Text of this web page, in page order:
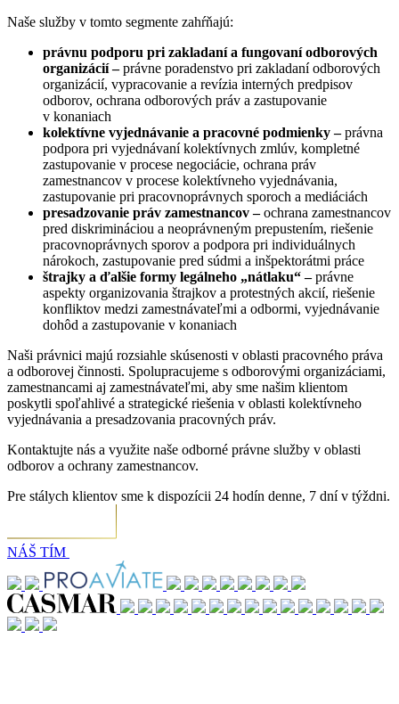
Naše služby v tomto segmente zahŕňajú:
právnu podporu pri zakladaní a fungovaní odborových
organizácií –právne poradenstvo pri zakladaní odborových
organizácií, vypracovanie a revízia interných predpisov
odborov, ochrana odborových práv a zastupovanie
v konaniach
kolektívne vyjednávanie a pracovné podmienky –právna
podpora pri vyjednávaní kolektívnych zmlúv, kompletné
zastupovanie v procese negociácie, ochrana práv
zamestnancov v procese kolektívneho vyjednávania,
zastupovanie pri pracovnoprávnych sporoch a mediáciách
presadzovanie práv zamestnancov –ochrana zamestnancov
pred diskrimináciou a neoprávneným prepustením, riešenie
pracovnoprávnych sporov a podpora pri individuálnych
nárokoch, zastupovanie pred súdmi a inšpektorátmi práce
štrajky a ďalšie formy legálneho „nátlaku“ –právne
aspekty organizovania štrajkov a protestných akcií, riešenie
konfliktov medzi zamestnávateľmi a odbormi, vyjednávanie
dohôd a zastupovanie v konaniach
Naši právnici majú rozsiahle skúsenosti v oblasti pracovného práva
a odborovej činnosti. Spolupracujeme s odborovými organizáciami,
zamestnancami aj zamestnávateľmi, aby sme našim klientom
poskytli spoľahlivé a strategické riešenia v oblasti kolektívneho
vyjednávania a presadzovania pracovných práv.
Kontaktujte nás a využite naše odborné právne služby v oblasti
odborov a ochrany zamestnancov.
Pre stálych klientov sme k dispozícii 24 hodín denne, 7 dní v týždni.
NÁŠ TÍM